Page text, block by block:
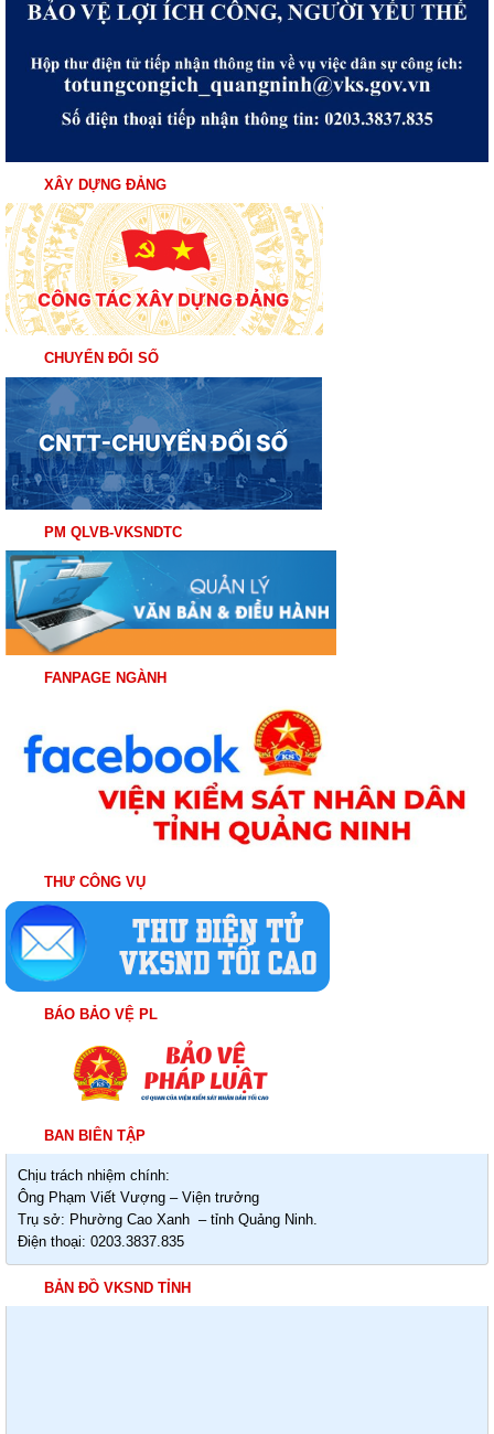
XÂY DỰNG ĐẢNG
CHUYỂN ĐỔI SỐ
PM QLVB-VKSNDTC
FANPAGE NGÀNH
THƯ CÔNG VỤ
BÁO BẢO VỆ PL
BAN BIÊN TẬP
Chịu trách nhiệm chính:
Ông Phạm Viết Vượng – Viện trưởng
Trụ sở: Phường Cao Xanh – tỉnh Quảng Ninh.
Điện thoại: 0203.3837.835
BẢN ĐỒ VKSND TỈNH